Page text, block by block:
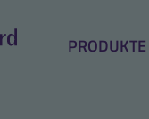
PRODUKTE